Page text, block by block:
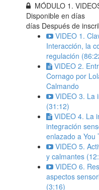
MÓDULO 1.
Disponible endías
días Después de
VIDEO 1.
Interacción, la
regulación
VIDEO 2.
Cornago por
Calmando
VIDEO 3. La
(31:12)
VIDEO 4. La
integración
enlazado a You
VIDEO 5.
y calmantes
VIDEO 6.
aspectos
(3:16)